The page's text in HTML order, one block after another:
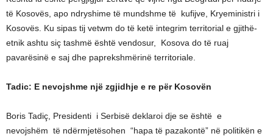
të Kosovës, apo ndryshime të mundshme të kufijve, Kryeministri i
Kosovës. Ku sipas tij vetwm do të ketë integrim territorial e gjithë-
etnik ashtu siç tashmë është vendosur, Kosova do të ruaj
pavarësinë e saj dhe paprekshmërinë territoriale.
Tadic: E nevojshme një zgjidhje e re për Kosovën
Boris Tadiç, Presidenti i Serbisë deklaroi dje se është e
nevojshëm të ndërmjetësohen “hapa të pazakontë” në politikën e